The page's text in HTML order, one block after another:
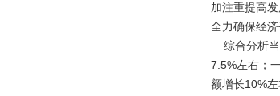
加注重提高
全力确保经
综合分析当
7.5%左右；
额增长10%